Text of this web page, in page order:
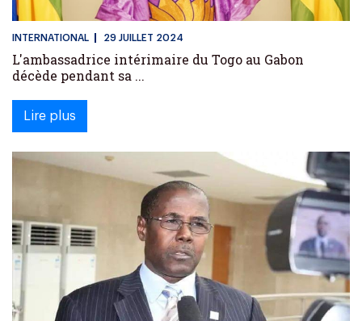
INTERNATIONAL 29 JUILLET 2024
L'ambassadrice intérimaire du Togo au Gabon
décède pendant sa ...
Lire plus